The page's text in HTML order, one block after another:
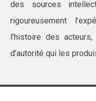
des sources
rigoureusement
l’histoire des
d’autorité qui les